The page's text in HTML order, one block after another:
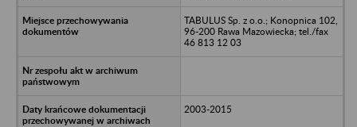
TABULUS Sp. z o.o.; Konopnica 102,
96-200 Rawa Mazowiecka; tel./fax
46 813 12 03
2003-2015